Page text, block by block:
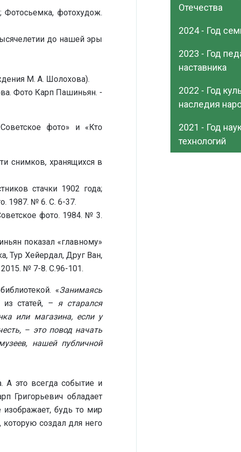
Фотосьемка, фотохудож.
до нашей эры
М. А. Шолохова).
Фото Карп Пашиньян. -
фото» и «Кто
снимков, хранящихся в
стачки 1902 года;
1987. № 6. С. 6-37.
фото. 1984. № 3.
показал «главному»
Тур Хейердал, Друг Ван,
№ 7-8. С.96-101.
«Занимаясь
статей, – я старался
или магазина, если у
– это повод начать
нашей публичной
А это всегда событие и
Григорьевич обладает
будь то мир
создал для него
Отечества
2024 - Год
2023 - Год
наставника
2022 - Год
наследия
2021 - Год
технологий